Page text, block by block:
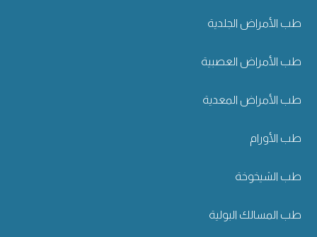
طب الأمراض الجلدية
طب الأمراض العصبية
طب الأمراض المعدية
طب الأورام
طب الشيخوخة
طب المسالك البولية